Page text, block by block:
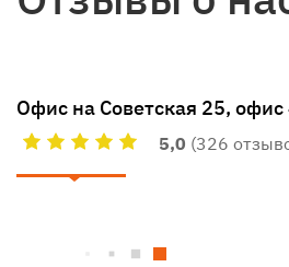
Офис на Советская 25,
5,0 (326